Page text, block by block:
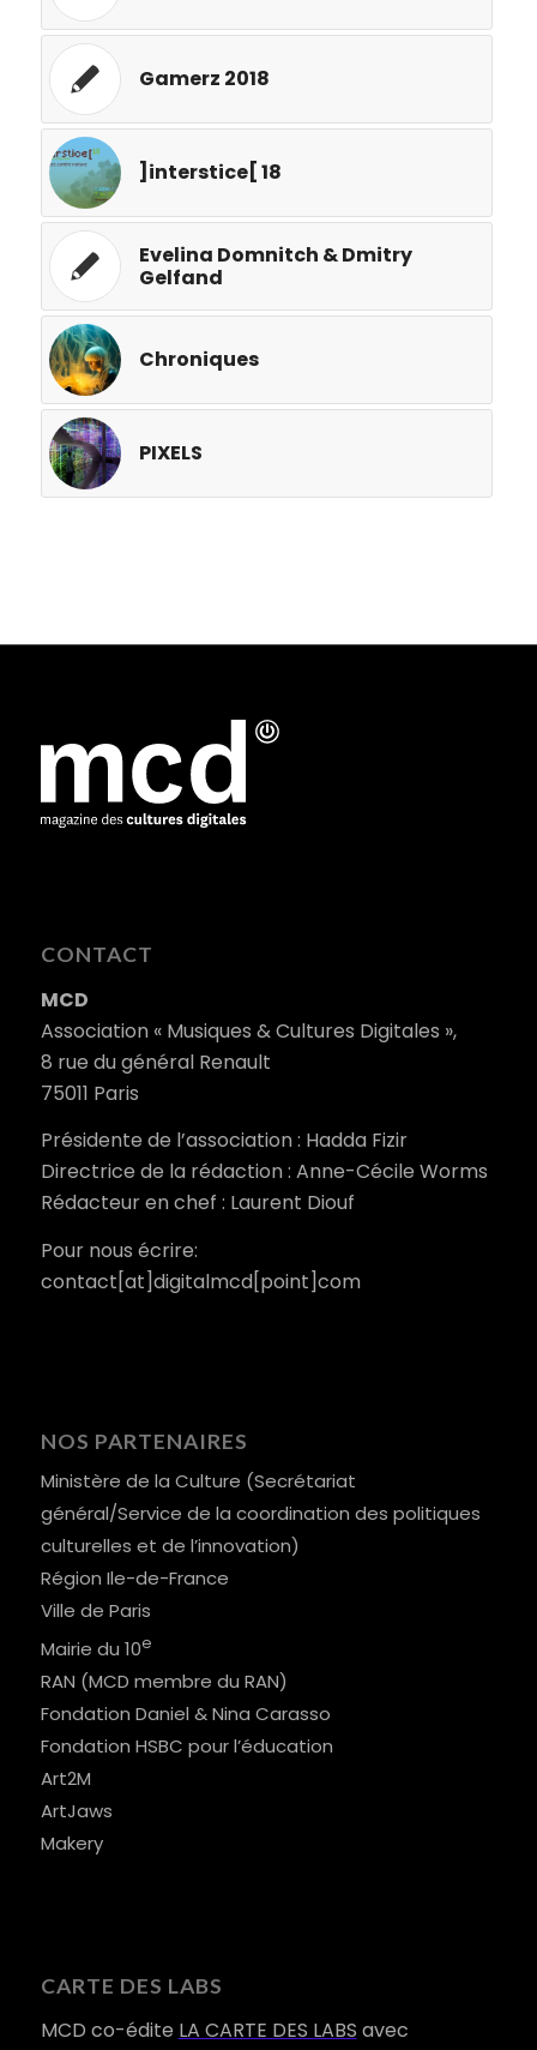
Gamerz 2018
]interstice[ 18
Evelina Domnitch & Dmitry
Gelfand
Chroniques
PIXELS
CONTACT
MCD
Association « Musiques & Cultures Digitales »,
8 rue du général Renault
75011 Paris
Présidente de l’association : Hadda Fizir
Directrice de la rédaction : Anne-Cécile Worms
Rédacteur en chef : Laurent Diouf
Pour nous écrire:
contact[at]digitalmcd[point]com
NOS PARTENAIRES
Ministère de la Culture (Secrétariat
général/Service de la coordination des politiques
culturelles et de l’innovation)
Région Ile-de-France
Ville de Paris
Mairie du 10e
RAN (MCD membre du RAN)
Fondation Daniel & Nina Carasso
Fondation HSBC pour l’éducation
Art2M
ArtJaws
Makery
CARTE DES LABS
MCD co-édite LA CARTE DES LABS avec